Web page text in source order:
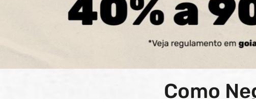
Como